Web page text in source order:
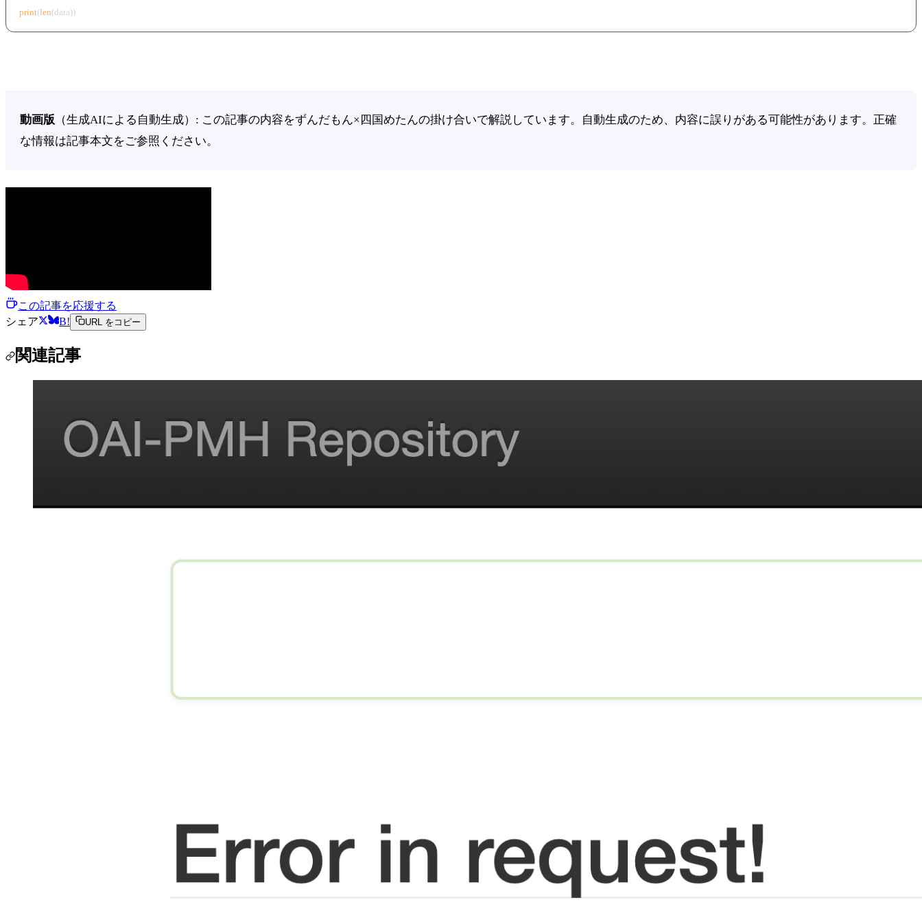
print(len (data))
動画版 （生成AIによる自動生成）: この記事の内容をずんだもん×四国めたんの掛け合いで解説しています。自動生成のため、内容に誤りがある可能性があります。正確
な情報は記事本文をご参照ください。
この記事を応援する
シェア
B! URL をコピー
関連記事